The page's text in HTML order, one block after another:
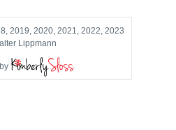
2019, 2020, 2021, 2022, 2023
Lippmann